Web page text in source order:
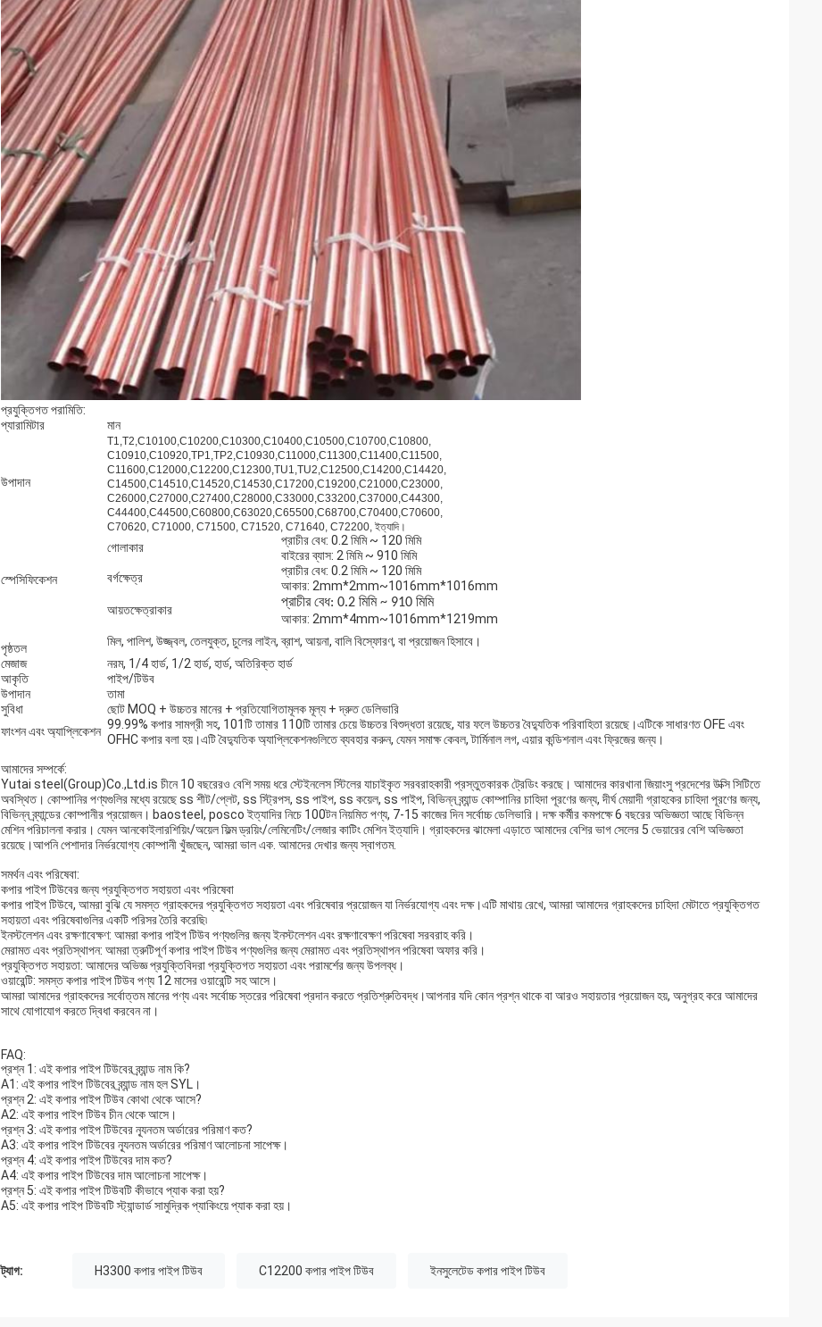
প্রযুক্তিগত পরামিতি:
প্যারামিটার
মান
উপাদান
T1,T2,C10100,C10200,C10300,C10400,C10500,C10700,C10800,
C10910,C10920,TP1,TP2,C10930,C11000,C11300,C11400,C11500,
C11600,C12000,C12200,C12300,TU1,TU2,C12500,C14200,C14420,
C14500,C14510,C14520,C14530,C17200,C19200,C21000,C23000,
C26000,C27000,C27400,C28000,C33000,C33200,C37000,C44300,
C44400,C44500,C60800,C63020,C65500,C68700,C70400,C70600,
C70620, C71000, C71500, C71520, C71640, C72200, ইত্যাদি।
স্পেসিফিকেশন
গোলাকার
প্রাচীর বেধ: 0.2 মিমি ~ 120 মিমি
বাইরের ব্যাস: 2 মিমি ~ 910 মিমি
বর্গক্ষেত্র
প্রাচীর বেধ: 0.2 মিমি ~ 120 মিমি
আকার: 2mm*2mm~1016mm*1016mm
আয়তক্ষেত্রাকার
প্রাচীর বেধ: 0.2 মিমি ~ 910 মিমি
আকার: 2mm*4mm~1016mm*1219mm
পৃষ্ঠতল
মিল, পালিশ, উজ্জ্বল, তেলযুক্ত, চুলের লাইন, ব্রাশ, আয়না, বালি বিস্ফোরণ, বা প্রয়োজন হিসাবে।
মেজাজ
নরম, 1/4 হার্ড, 1/2 হার্ড, হার্ড, অতিরিক্ত হার্ড
আকৃতি
পাইপ/টিউব
উপাদান
তামা
সুবিধা
ছোট MOQ + উচ্চতর মানের + প্রতিযোগিতামূলক মূল্য + দ্রুত ডেলিভারি
ফাংশন এবং অ্যাপ্লিকেশন 99.99% কপার সামগ্রী সহ, 101টি তামার 110টি তামার চেয়ে উচ্চতর বিশুদ্ধতা রয়েছে, যার ফলে উচ্চতর বৈদ্যুতিক পরিবাহিতা রয়েছে।এটিকে সাধারণত OFE এবং
OFHC কপার বলা হয়।এটি বৈদ্যুতিক অ্যাপ্লিকেশনগুলিতে ব্যবহার করুন, যেমন সমাক্ষ কেবল, টার্মিনাল লগ, এয়ার কন্ডিশনাল এবং ফ্রিজের জন্য।
আমাদের সম্পর্কে:
Yutai steel(Group)Co.,Ltd.is চীনে 10 বছরেরও বেশি সময় ধরে স্টেইনলেস স্টিলের যাচাইকৃত সরবরাহকারী প্রস্তুতকারক ট্রেডিং করছে। আমাদের কারখানা জিয়াংসু প্রদেশের উক্সি সিটিতে
অবস্থিত। কোম্পানির পণ্যগুলির মধ্যে রয়েছে ss শীট/প্লেট, ss স্ট্রিপস, ss পাইপ, ss কয়েল, ss পাইপ, বিভিন্ন ব্র্যান্ড কোম্পানির চাহিদা পূরণের জন্য, দীর্ঘ মেয়াদী গ্রাহকের চাহিদা পূরণের জন্য,
বিভিন্ন ব্র্যান্ডের কোম্পানীর প্রয়োজন। baosteel, posco ইত্যাদির নিচে 100টন নিয়মিত পণ্য, 7-15 কাজের দিন সর্বোচ্চ ডেলিভারি। দক্ষ কর্মীর কমপক্ষে 6 বছরের অভিজ্ঞতা আছে বিভিন্ন
মেশিন পরিচালনা করার। যেমন আনকোইলারশিয়িং/অয়েল ফিল্ম ড্রয়িং/লেমিনেটিং/লেজার কাটিং মেশিন ইত্যাদি। গ্রাহকদের ঝামেলা এড়াতে আমাদের বেশির ভাগ সেলের 5 ভেয়ারের বেশি অভিজ্ঞতা
রয়েছে।আপনি পেশাদার নির্ভরযোগ্য কোম্পানী খুঁজছেন, আমরা ভাল এক. আমাদের দেখার জন্য স্বাগতম.
সমর্থন এবং পরিষেবা:
কপার পাইপ টিউবের জন্য প্রযুক্তিগত সহায়তা এবং পরিষেবা
কপার পাইপ টিউবে, আমরা বুঝি যে সমস্ত গ্রাহকদের প্রযুক্তিগত সহায়তা এবং পরিষেবার প্রয়োজন যা নির্ভরযোগ্য এবং দক্ষ।এটি মাথায় রেখে, আমরা আমাদের গ্রাহকদের চাহিদা মেটাতে প্রযুক্তিগত
সহায়তা এবং পরিষেবাগুলির একটি পরিসর তৈরি করেছি৷
ইনস্টলেশন এবং রক্ষণাবেক্ষণ: আমরা কপার পাইপ টিউব পণ্যগুলির জন্য ইনস্টলেশন এবং রক্ষণাবেক্ষণ পরিষেবা সরবরাহ করি।
মেরামত এবং প্রতিস্থাপন: আমরা ত্রুটিপূর্ণ কপার পাইপ টিউব পণ্যগুলির জন্য মেরামত এবং প্রতিস্থাপন পরিষেবা অফার করি।
প্রযুক্তিগত সহায়তা: আমাদের অভিজ্ঞ প্রযুক্তিবিদরা প্রযুক্তিগত সহায়তা এবং পরামর্শের জন্য উপলব্ধ।
ওয়ারেন্টি: সমস্ত কপার পাইপ টিউব পণ্য 12 মাসের ওয়ারেন্টি সহ আসে।
আমরা আমাদের গ্রাহকদের সর্বোত্তম মানের পণ্য এবং সর্বোচ্চ স্তরের পরিষেবা প্রদান করতে প্রতিশ্রুতিবদ্ধ।আপনার যদি কোন প্রশ্ন থাকে বা আরও সহায়তার প্রয়োজন হয়, অনুগ্রহ করে আমাদের
সাথে যোগাযোগ করতে দ্বিধা করবেন না।
FAQ:
প্রশ্ন 1: এই কপার পাইপ টিউবের ব্র্যান্ড নাম কি?
A1: এই কপার পাইপ টিউবের ব্র্যান্ড নাম হল SYL।
প্রশ্ন 2: এই কপার পাইপ টিউব কোথা থেকে আসে?
A2: এই কপার পাইপ টিউব চীন থেকে আসে।
প্রশ্ন 3: এই কপার পাইপ টিউবের ন্যূনতম অর্ডারের পরিমাণ কত?
A3: এই কপার পাইপ টিউবের ন্যূনতম অর্ডারের পরিমাণ আলোচনা সাপেক্ষ।
প্রশ্ন 4: এই কপার পাইপ টিউবের দাম কত?
A4: এই কপার পাইপ টিউবের দাম আলোচনা সাপেক্ষ।
প্রশ্ন 5: এই কপার পাইপ টিউবটি কীভাবে প্যাক করা হয়?
A5: এই কপার পাইপ টিউবটি স্ট্যান্ডার্ড সামুদ্রিক প্যাকিংয়ে প্যাক করা হয়।
ট্যাগ: H3300 কপার পাইপ টিউব C12200 কপার পাইপ টিউব ইনসুলেটেড কপার পাইপ টিউব